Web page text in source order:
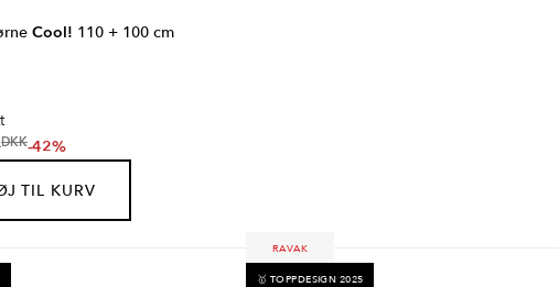
Cool! 110 + 100 cm
DKK-42%
TIL KURV
RAVAK
🥇 TOPPDESIGN 2025